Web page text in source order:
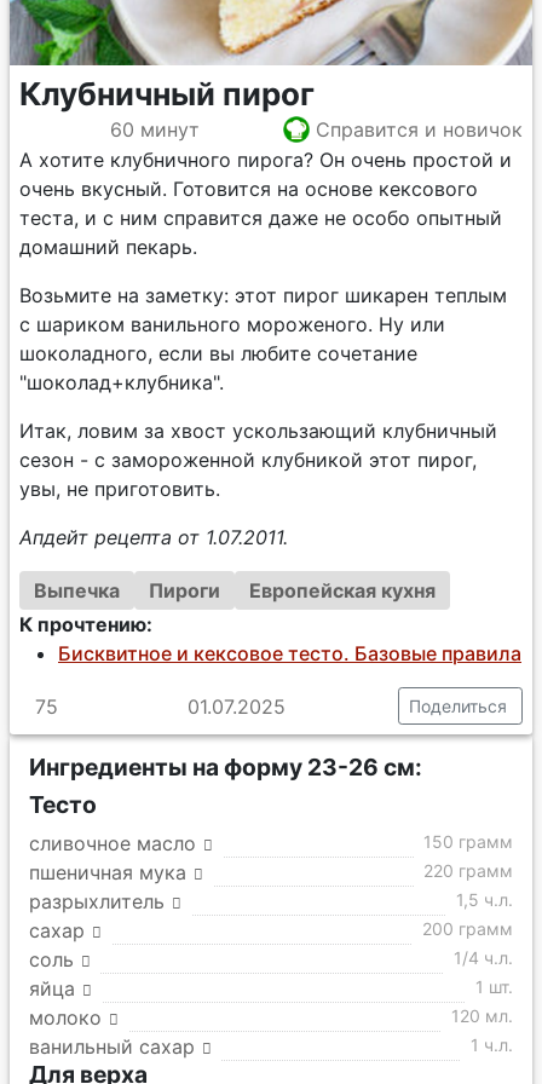
Клубничный пирог
60 минут
Справится и новичок
А хотите клубничного пирога? Он очень простой и
очень вкусный. Готовится на основе кексового
теста, и с ним справится даже не особо опытный
домашний пекарь.
Возьмите на заметку: этот пирог шикарен теплым
с шариком ванильного мороженого. Ну или
шоколадного, если вы любите сочетание
"шоколад+клубника".
Итак, ловим за хвост ускользающий клубничный
сезон - с замороженной клубникой этот пирог,
увы, не приготовить.
Апдейт рецепта от 1.07.2011.
Выпечка Пироги
Европейская кухня
К прочтению:
Бисквитное и кексовое тесто. Базовые правила
75 01.07.2025 Поделиться
Ингредиенты на форму 23-26 см:
Тесто
сливочное масло 150 грамм
пшеничная мука 220 грамм
разрыхлитель 1,5 ч.л.
сахар 200 грамм
соль 1/4 ч.л.
яйца 1 шт.
молоко 120 мл.
ванильный сахар 1 ч.л.
Для верха